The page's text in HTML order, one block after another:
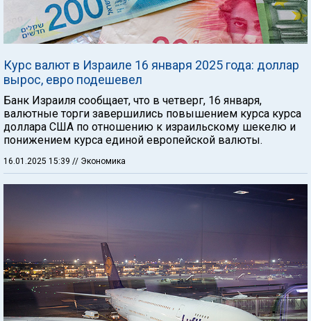
Курс валют в Израиле 16 января 2025 года: доллар
вырос, евро подешевел
Банк Израиля сообщает, что в четверг, 16 января,
валютные торги завершились повышением курса курса
доллара США по отношению к израильскому шекелю и
понижением курса единой европейской валюты.
16.01.2025 15:39 // Экономика